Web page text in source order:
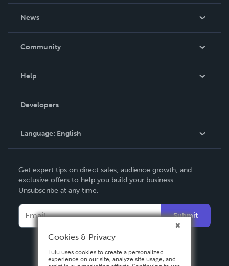
News
In The News
Community
Podcast
Help
Order Lookup
Knowledge Base
Contact Support
Developers
Language: English
Deutsch
Français
Italiano
Español
Get expert tips on direct sales, audience growth, and
exclusive offers to help you build your business.
Unsubscribe at any time.
Submit
Cookies & Privacy
Lulu uses cookies to create a personalized
experience on our site, analyze site usage, and